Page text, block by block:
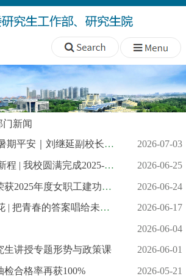
门新闻
抓实安全检查 守护暑期平安｜刘继延副校长带队开展暑期安全检查
2026-07-03
述职践初心 聚力启新程 | 我校圆满完成2025-2026年度辅导员助理... 2026-06-25
江汉大学研究生院荣获2025年度女职工建功立业劳动竞赛优秀班组 2026-06-24
湖畔作答 研途“声”花 | 把青春的答案唱给未来听 2026-06-17
2026-06-04
生讲授专题形势与政策课 2026-06-01
合格率再获100% 2026-05-21